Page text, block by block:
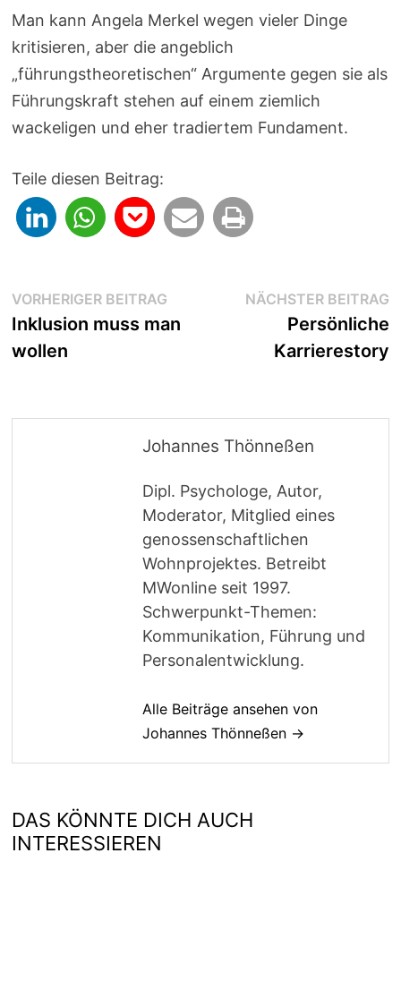
Man kann Angela Merkel wegen vieler Dinge
kritisieren, aber die angeblich
„führungstheoretischen“ Argumente gegen sie als
Führungskraft stehen auf einem ziemlich
wackeligen und eher tradiertem Fundament.
Teile diesen Beitrag:
Beitragsnavigation
VORHERIGER BEITRAG Vorheriger
Beitrag:
Inklusion muss man
wollen
NÄCHSTER BEITRAG
Persönliche
Karrierestory
Johannes Thönneßen
Dipl. Psychologe, Autor,
Moderator, Mitglied eines
genossenschaftlichen
Wohnprojektes. Betreibt
MWonline seit 1997.
Schwerpunkt-Themen:
Kommunikation, Führung und
Personalentwicklung.
Alle Beiträge ansehen von
Johannes Thönneßen →
DAS KÖNNTE DICH AUCH
INTERESSIEREN